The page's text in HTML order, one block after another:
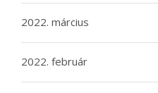
2022. március
2022. február